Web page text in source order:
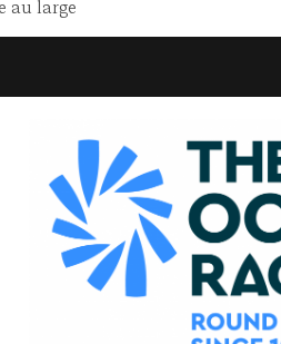
au large